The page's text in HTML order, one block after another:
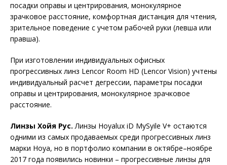
посадки оправы и центрирования, монокулярное
зрачковое расстояние, комфортная дистанция для чтения,
зрительное поведение с учетом рабочей руки (левша или
правша).
При изготовлении индивидуальных офисных
прогрессивных линз Lencor Room HD (Lencor Vision) учтены
индивидуальный расчет дегрессии, параметры посадки
оправы и центрирования, монокулярное зрачковое
расстояние.
Линзы Хойя Рус. Линзы Hoyalux iD MySyile V+ остаются
одними из самых продаваемых среди прогрессивных линз
марки Hoya, но в портфолио компании в октябре–ноябре
2017 года появились новинки – прогрессивные линзы для